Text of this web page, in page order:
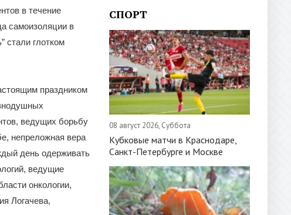
в течение
самоизоляции в
стали глотком
праздником
ведущих борьбу
непреложная вера
день одерживать
ведущие
онкологии,
Логачева,
СПОРТ
08 август 2026, Суббота
Кубковые матчи в Краснодаре,
Санкт-Петербурге и Москве